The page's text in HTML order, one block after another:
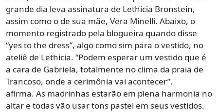
grande dia leva assinatura de Lethicia Bronstein,
assim como o de sua mãe, Vera Minelli. Abaixo, o
momento registrado pela blogueira quando disse
“yes to the dress”, algo como sim para o vestido, no
ateliê de Lethicia. “Podem esperar um vestido que é
a cara de Gabriela, totalmente no clima da praia de
Trancoso, onde a cerimônia vai acontecer”,
afirma. As madrinhas estarão em plena harmonia no
altar e todas vão usar tons pastel em seus vestidos.